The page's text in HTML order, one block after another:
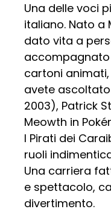
Una delle voci
italiano. Nato a
dato vita a
cartoni
avete
2003), Patrick
Meowth in
I Pirati dei
ruoli
Una carriera
e spettacolo,
divertimento.